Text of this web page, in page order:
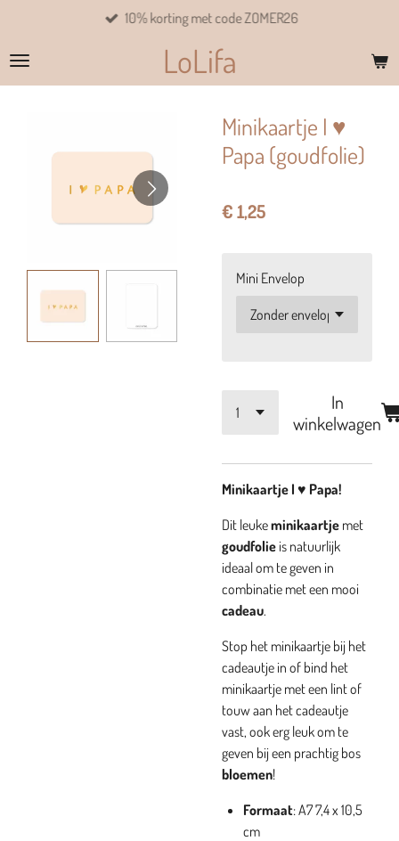
naar
de
LoLifa
10% korting met code ZOMER26
Minikaartje I ♥
Papa (goudfolie)
€ 1,25
Mini Envelop
In
winkelwagen
Minikaartje I ♥ Papa!
Dit leukeminikaartje met
goudfolie is natuurlijk
ideaal om te geven in
combinatie met een mooi
cadeau.
Stop het minikaartje bij het
cadeautje in of bind het
minikaartje met een lint of
touw aan het cadeautje
vast, ook erg leuk om te
geven bij een prachtig bos
bloemen!
Formaat: A7 7,4 x 10,5
cm